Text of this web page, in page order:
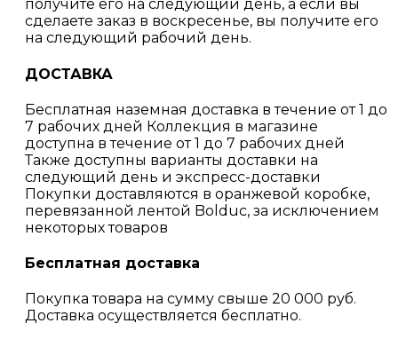
получите его на следующий день, а если вы
сделаете заказ в воскресенье, вы получите его
на следующий рабочий день.
ДОСТАВКА
Бесплатная наземная доставка в течение от 1 до
7 рабочих дней Коллекция в магазине
доступна в течение от 1 до 7 рабочих дней
Также доступны варианты доставки на
следующий день и экспресс-доставки
Покупки доставляются в оранжевой коробке,
перевязанной лентой Bolduc, за исключением
некоторых товаров
Бесплатная доставка
Покупка товара на сумму свыше 20 000 руб.
Доставка осуществляется бесплатно.